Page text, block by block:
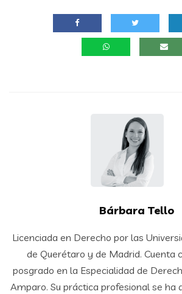
Bárbara Tello
Licenciada en Derecho por las
de Querétaro y de Madrid. Cuenta
posgrado en la Especialidad de
Amparo. Su práctica profesional se ha